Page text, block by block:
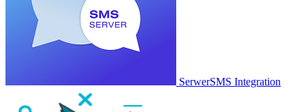
SerwerSMS Integration